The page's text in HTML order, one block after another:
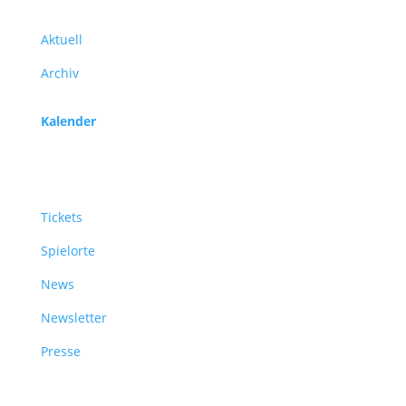
Aktuell
Archiv
Kalender
Tickets
Spielorte
News
Newsletter
Presse